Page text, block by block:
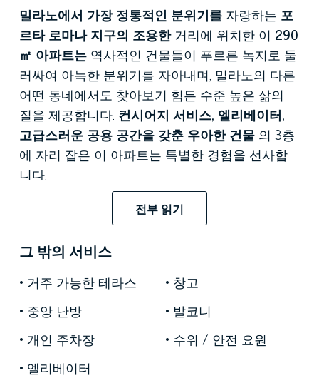
밀라노에서 가장 정통적인 분위기를 자랑하는 포
르타 로마나 지구의 조용한거리에 위치한 이 290
㎡ 아파트는 역사적인 건물들이 푸르른 녹지로 둘
러싸여 아늑한 분위기를 자아내며, 밀라노의 다른
어떤 동네에서도 찾아보기 힘든 수준 높은 삶의
질을 제공합니다. 컨시어지 서비스, 엘리베이터,
고급스러운 공용 공간을 갖춘 우아한 건물 의 3층
에 자리 잡은 이 아파트는 특별한 경험을 선사합
니다.
최고급 기준으로 완벽하게 리모델링된
남동쪽과 서쪽으로 탁 트인 전망을 자랑하며,
하루 종일 모든 방에 자연광이 가득 들어옵니다.
보안문이 설치된 이중 출입구,
(소유주 협회와 협의된 요금 적용), 그리고 두 개의
지하실을 갖추고 있습니다. 이러한 특징들은 완벽
한 품질과 편리한 생활을 모두 만족시키는, 바로
입주 가능한 주택을 만들어줍니다.
두 개의 강화된 출입구를
전부 읽기
그 밖의 서비스
거주 가능한 테라스
창고
중앙 난방
발코니
개인 주차장
수위 / 안전 요원
엘리베이터